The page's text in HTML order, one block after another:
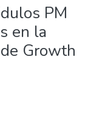
PM
en la
Growth